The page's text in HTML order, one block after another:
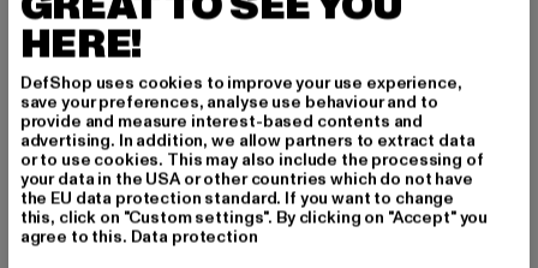
modernen Look sorgen. Für besondere Anlässe wie Partys oder
Abendveranstaltungen sind Lederhosen mit auffälligen Details
oder in glänzender Lackoptik die perfekte Wahl, um ein
modisches Statement zu setzen. Egal, für welchen Anlass – mit
einer Lederhose bist du immer stilvoll und trendy gekleidet.
Die ideale Wahl für stilvolle und mutige Outfits
Mit einer Lederhose setzt du immer ein modisches Zeichen.
Sie sind die ideale Wahl für alle, die ihren Look aufwerten und
HERE!
DefShop uses cookies to improve your use experience,
save your preferences, analyse use behaviour and to
provide and measure interest-based contents and
advertising. In addition, we allow partners to extract data
or to use cookies. This may also include the processing of
your data in the USA or other countries which do not have
the EU data protection standard. If you want to change
this, click on "Custom settings". By clicking on "Accept" you
agree to this. Data protection